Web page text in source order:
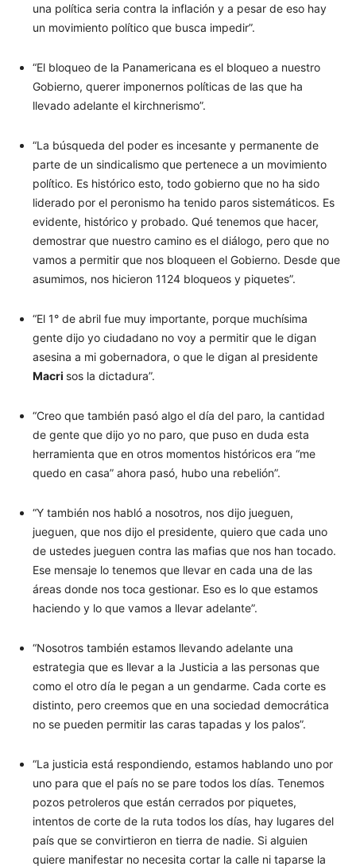
una política seria contra la inflación y a pesar de eso hay
un movimiento político que busca impedir”.
“El bloqueo de la Panamericana es el bloqueo a nuestro
Gobierno, querer imponernos políticas de las que ha
llevado adelante el kirchnerismo”.
“La búsqueda del poder es incesante y permanente de
parte de un sindicalismo que pertenece a un movimiento
político. Es histórico esto, todo gobierno que no ha sido
liderado por el peronismo ha tenido paros sistemáticos. Es
evidente, histórico y probado. Qué tenemos que hacer,
demostrar que nuestro camino es el diálogo, pero que no
vamos a permitir que nos bloqueen el Gobierno. Desde que
asumimos, nos hicieron 1124 bloqueos y piquetes”.
“El 1° de abril fue muy importante, porque muchísima
gente dijo yo ciudadano no voy a permitir que le digan
asesina a mi gobernadora, o que le digan al presidente
Macri sos la dictadura”.
“Creo que también pasó algo el día del paro, la cantidad
de gente que dijo yo no paro, que puso en duda esta
herramienta que en otros momentos históricos era “me
quedo en casa” ahora pasó, hubo una rebelión”.
“Y también nos habló a nosotros, nos dijo jueguen,
jueguen, que nos dijo el presidente, quiero que cada uno
de ustedes jueguen contra las mafias que nos han tocado.
Ese mensaje lo tenemos que llevar en cada una de las
áreas donde nos toca gestionar. Eso es lo que estamos
haciendo y lo que vamos a llevar adelante”.
“Nosotros también estamos llevando adelante una
estrategia que es llevar a la Justicia a las personas que
como el otro día le pegan a un gendarme. Cada corte es
distinto, pero creemos que en una sociedad democrática
no se pueden permitir las caras tapadas y los palos”.
“La justicia está respondiendo, estamos hablando uno por
uno para que el país no se pare todos los días. Tenemos
pozos petroleros que están cerrados por piquetes,
intentos de corte de la ruta todos los días, hay lugares del
país que se convirtieron en tierra de nadie. Si alguien
quiere manifestar no necesita cortar la calle ni taparse la